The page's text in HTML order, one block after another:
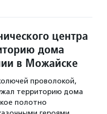
центра
дома
в Можайске
проволокой,
территорию дома
полотно